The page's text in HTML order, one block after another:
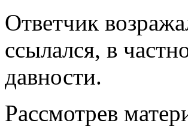
Ответчик
ссылался, в
давности.
Рассмотрев